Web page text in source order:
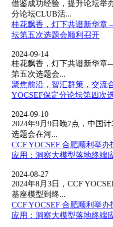
借鉴成功经验，提升论坛
分论坛CLUB活...
桂花飘香，灯下共谱新华
坛第五次选题会顺利召开
2024-09-14
桂花飘香，灯下共谱新华
第五次选题会...
聚焦前沿，智汇群策，交
YOCSEF保定分论坛第四次
2024-09-10
2024年9月9日晚7点，中国
选题会在河...
CCF YOCSEF 合肥顺利举
应用：洞察大模型落地终端
2024-08-27
2024年8月3日，CCF
基座模型到终...
CCF YOCSEF 合肥顺利举
应用：洞察大模型落地终端